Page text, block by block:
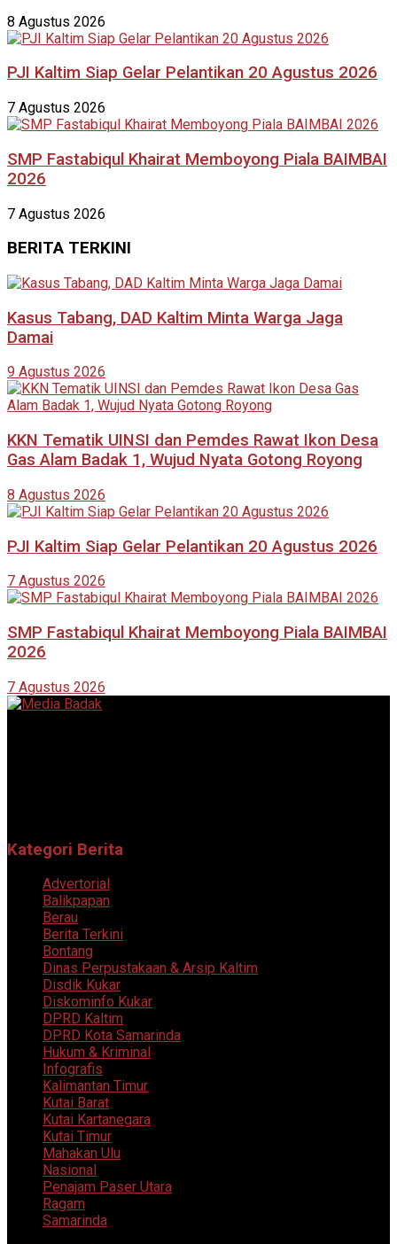
8 Agustus 2026
PJI Kaltim Siap Gelar Pelantikan 20 Agustus 2026
7 Agustus 2026
SMP Fastabiqul Khairat Memboyong Piala BAIMBAI
2026
7 Agustus 2026
BERITA TERKINI
Kasus Tabang, DAD Kaltim Minta Warga Jaga
Damai
9 Agustus 2026
KKN Tematik UINSI dan Pemdes Rawat Ikon Desa
Gas Alam Badak 1, Wujud Nyata Gotong Royong
8 Agustus 2026
PJI Kaltim Siap Gelar Pelantikan 20 Agustus 2026
7 Agustus 2026
SMP Fastabiqul Khairat Memboyong Piala BAIMBAI
2026
7 Agustus 2026
Kategori Berita
Advertorial
Balikpapan
Berau
Berita Terkini
Bontang
Dinas Perpustakaan & Arsip Kaltim
Disdik Kukar
Diskominfo Kukar
DPRD Kaltim
DPRD Kota Samarinda
Hukum & Kriminal
Infografis
Kalimantan Timur
Kutai Barat
Kutai Kartanegara
Kutai Timur
Mahakan Ulu
Nasional
Penajam Paser Utara
Ragam
Samarinda